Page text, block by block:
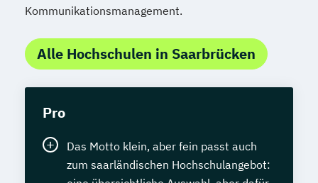
Kommunikationsmanagement.
Alle Hochschulen in Saarbrücken
Pro
Das Motto klein, aber fein passt auch
zum saarländischen Hochschulangebot: